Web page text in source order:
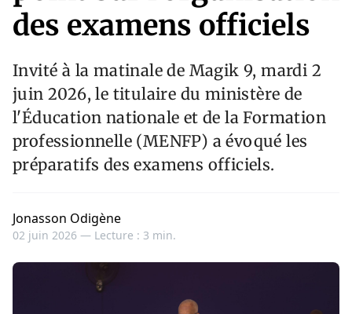
des examens officiels
Invité à la matinale de Magik 9, mardi 2
juin 2026, le titulaire du ministère de
l'Éducation nationale et de la Formation
professionnelle (MENFP) a évoqué les
préparatifs des examens officiels.
Jonasson Odigène
02 juin 2026 — Lecture : 3 min.